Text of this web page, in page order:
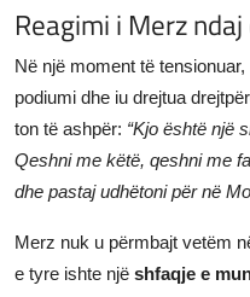
Reagimi i Merz
Në një moment të
podiumi dhe iu drejtua
ton të ashpër: “Kjo është një
Qeshni me këtë, qeshni me
dhe pastaj udhëtoni për në
Merz nuk u përmbajt vetëm
e tyre ishte një shfaqje e